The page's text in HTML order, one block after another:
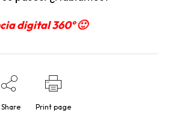
digital 360º 🙂
Share Print page